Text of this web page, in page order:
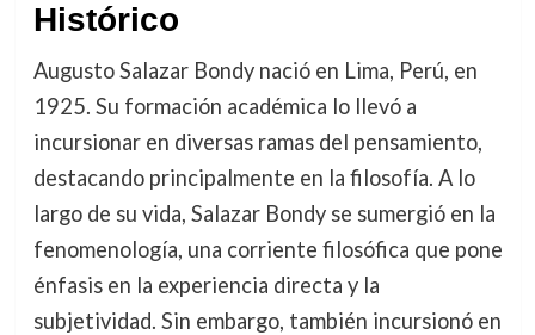
Histórico
Augusto Salazar Bondy nació en Lima, Perú, en
1925. Su formación académica lo llevó a
incursionar en diversas ramas del pensamiento,
destacando principalmente en la filosofía. A lo
largo de su vida, Salazar Bondy se sumergió en la
fenomenología, una corriente filosófica que pone
énfasis en la experiencia directa y la
subjetividad. Sin embargo, también incursionó en